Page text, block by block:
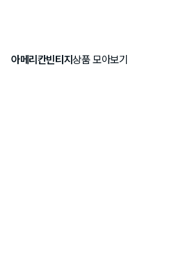
아메리칸빈티지상품 모아보기